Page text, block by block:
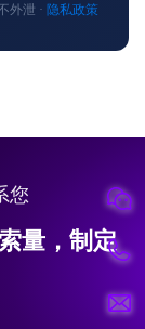
外泄 · 隐私政策
您
量，制定